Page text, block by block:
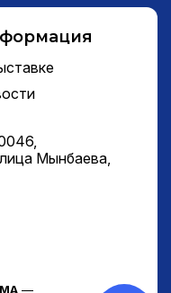
Мынбаева,
—